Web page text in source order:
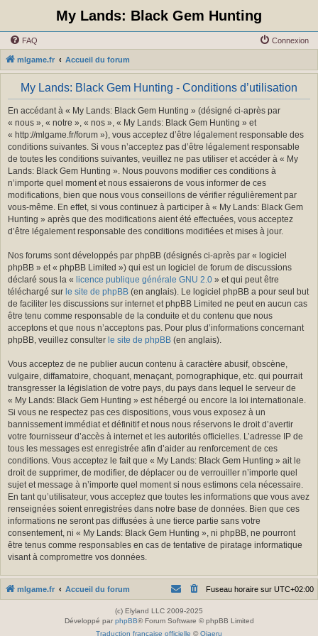
My Lands: Black Gem Hunting
FAQ Connexion
mlgame.fr Accueil du forum
My Lands: Black Gem Hunting - Conditions d’utilisation
En accédant à « My Lands: Black Gem Hunting » (désigné ci-après par
« nous », « notre », « nos », « My Lands: Black Gem Hunting » et
« http://mlgame.fr/forum »), vous acceptez d’être légalement responsable des
conditions suivantes. Si vous n’acceptez pas d’être légalement responsable
de toutes les conditions suivantes, veuillez ne pas utiliser et accéder à « My
Lands: Black Gem Hunting ». Nous pouvons modifier ces conditions à
n’importe quel moment et nous essaierons de vous informer de ces
modifications, bien que nous vous conseillons de vérifier régulièrement par
vous-même. En effet, si vous continuez à participer à « My Lands: Black Gem
Hunting » après que des modifications aient été effectuées, vous acceptez
d’être légalement responsable des conditions modifiées et mises à jour.
Nos forums sont développés par phpBB (désignés ci-après par « logiciel
phpBB » et « phpBB Limited ») qui est un logiciel de forum de discussions
déclaré sous la « licence publique générale GNU 2.0 » et qui peut être
téléchargé sur le site de phpBB (en anglais). Le logiciel phpBB a pour seul but
de faciliter les discussions sur internet et phpBB Limited ne peut en aucun cas
être tenu comme responsable de la conduite et du contenu que nous
acceptons et que nous n’acceptons pas. Pour plus d’informations concernant
phpBB, veuillez consulter le site de phpBB (en anglais).
Vous acceptez de ne publier aucun contenu à caractère abusif, obscène,
vulgaire, diffamatoire, choquant, menaçant, pornographique, etc. qui pourrait
transgresser la législation de votre pays, du pays dans lequel le serveur de
« My Lands: Black Gem Hunting » est hébergé ou encore la loi internationale.
Si vous ne respectez pas ces dispositions, vous vous exposez à un
bannissement immédiat et définitif et nous nous réservons le droit d’avertir
votre fournisseur d’accès à internet et les autorités officielles. L’adresse IP de
tous les messages est enregistrée afin d’aider au renforcement de ces
conditions. Vous acceptez le fait que « My Lands: Black Gem Hunting » ait le
droit de supprimer, de modifier, de déplacer ou de verrouiller n’importe quel
sujet et message à n’importe quel moment si nous estimons cela nécessaire.
En tant qu’utilisateur, vous acceptez que toutes les informations que vous avez
renseignées soient enregistrées dans notre base de données. Bien que ces
informations ne seront pas diffusées à une tierce partie sans votre
consentement, ni « My Lands: Black Gem Hunting », ni phpBB, ne pourront
être tenus comme responsables en cas de tentative de piratage informatique
visant à compromettre vos données.
mlgame.fr Accueil du forum Fuseau horaire sur UTC+02:00
(c) Elyland LLC 2009-2025
Développé par phpBB® Forum Software © phpBB Limited
Traduction française officielle ©Qiaeru